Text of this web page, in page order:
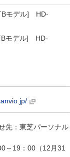
モデル] HD-
モデル] HD-
先：東芝パーソナル
～19：00（12月31